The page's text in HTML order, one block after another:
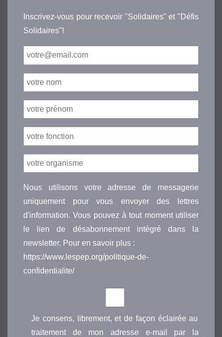
Inscrivez-vous pour recevoir "Solidaires" et "Défis
Solidaires"!
Nous utilisons votre adresse de messagerie
uniquement pour vous envoyer des lettres
d'information. Vous pouvez à tout moment utiliser
le lien de désabonnement intégré dans la
newsletter. Pour en savoir plus :
https://www.lespep.org/politique-de-
confidentialite/
Je consens, librement, et de façon éclairée au
traitement de mon adresse e-mail par la